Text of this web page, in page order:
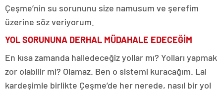
Çeşme’nin su sorununu size namusum ve şerefim
üzerine söz veriyorum.
YOL SORUNUNA DERHAL MÜDAHALE EDECEĞİM
En kısa zamanda halledeceğiz yollar mı? Yolları yapmak
zor olabilir mi? Olamaz. Ben o sistemi kuracağım. Lal
kardeşimle birlikte Çeşme’de her nerede, nasıl bir yol